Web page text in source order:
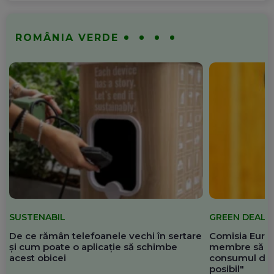
ROMÂNIA VERDE
SUSTENABIL
De ce rămân telefoanele vechi în sertare
și cum poate o aplicație să schimbe
acest obicei
GREEN DEAL
Comisia
membre să
consumul de
posibil"